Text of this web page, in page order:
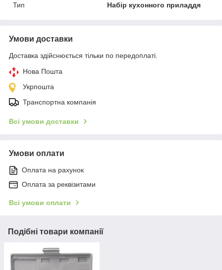
Тип
Набір кухонного приладдя
Умови доставки
Доставка здійснюється тільки по передоплаті.
Нова Пошта
Укрпошта
Транспортна компанія
Всі умови доставки
Умови оплати
Оплата на рахунок
Оплата за реквізитами
Всі умови оплати
Подібні товари компанії